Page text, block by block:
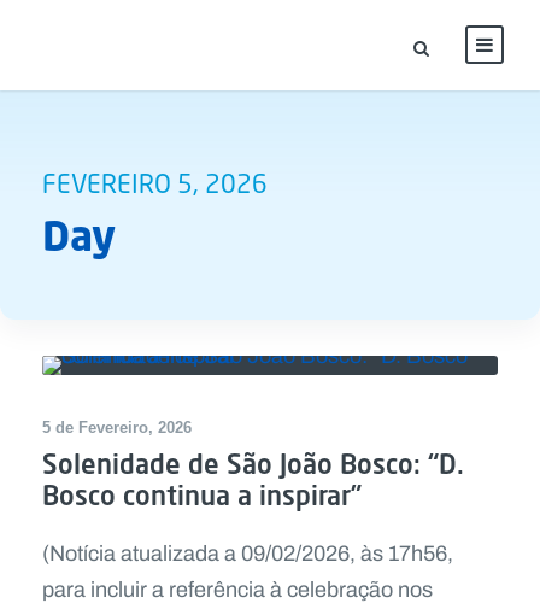
FEVEREIRO 5, 2026
Day
5 de Fevereiro, 2026
Solenidade de São João Bosco: “D.
Bosco continua a inspirar”
(Notícia atualizada a 09/02/2026, às 17h56,
para incluir a referência à celebração nos